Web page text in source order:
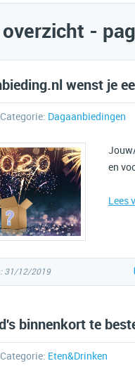
-
wenst je
Dagaanbiedingen
en
Lees
31/12/2019
binnenkort te
Eten&Drinken